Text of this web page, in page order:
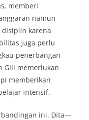
memberi
namun
karena
juga perlu
penerbangan
Gili memerlukan
memberikan
intensif.
ini. Dita—